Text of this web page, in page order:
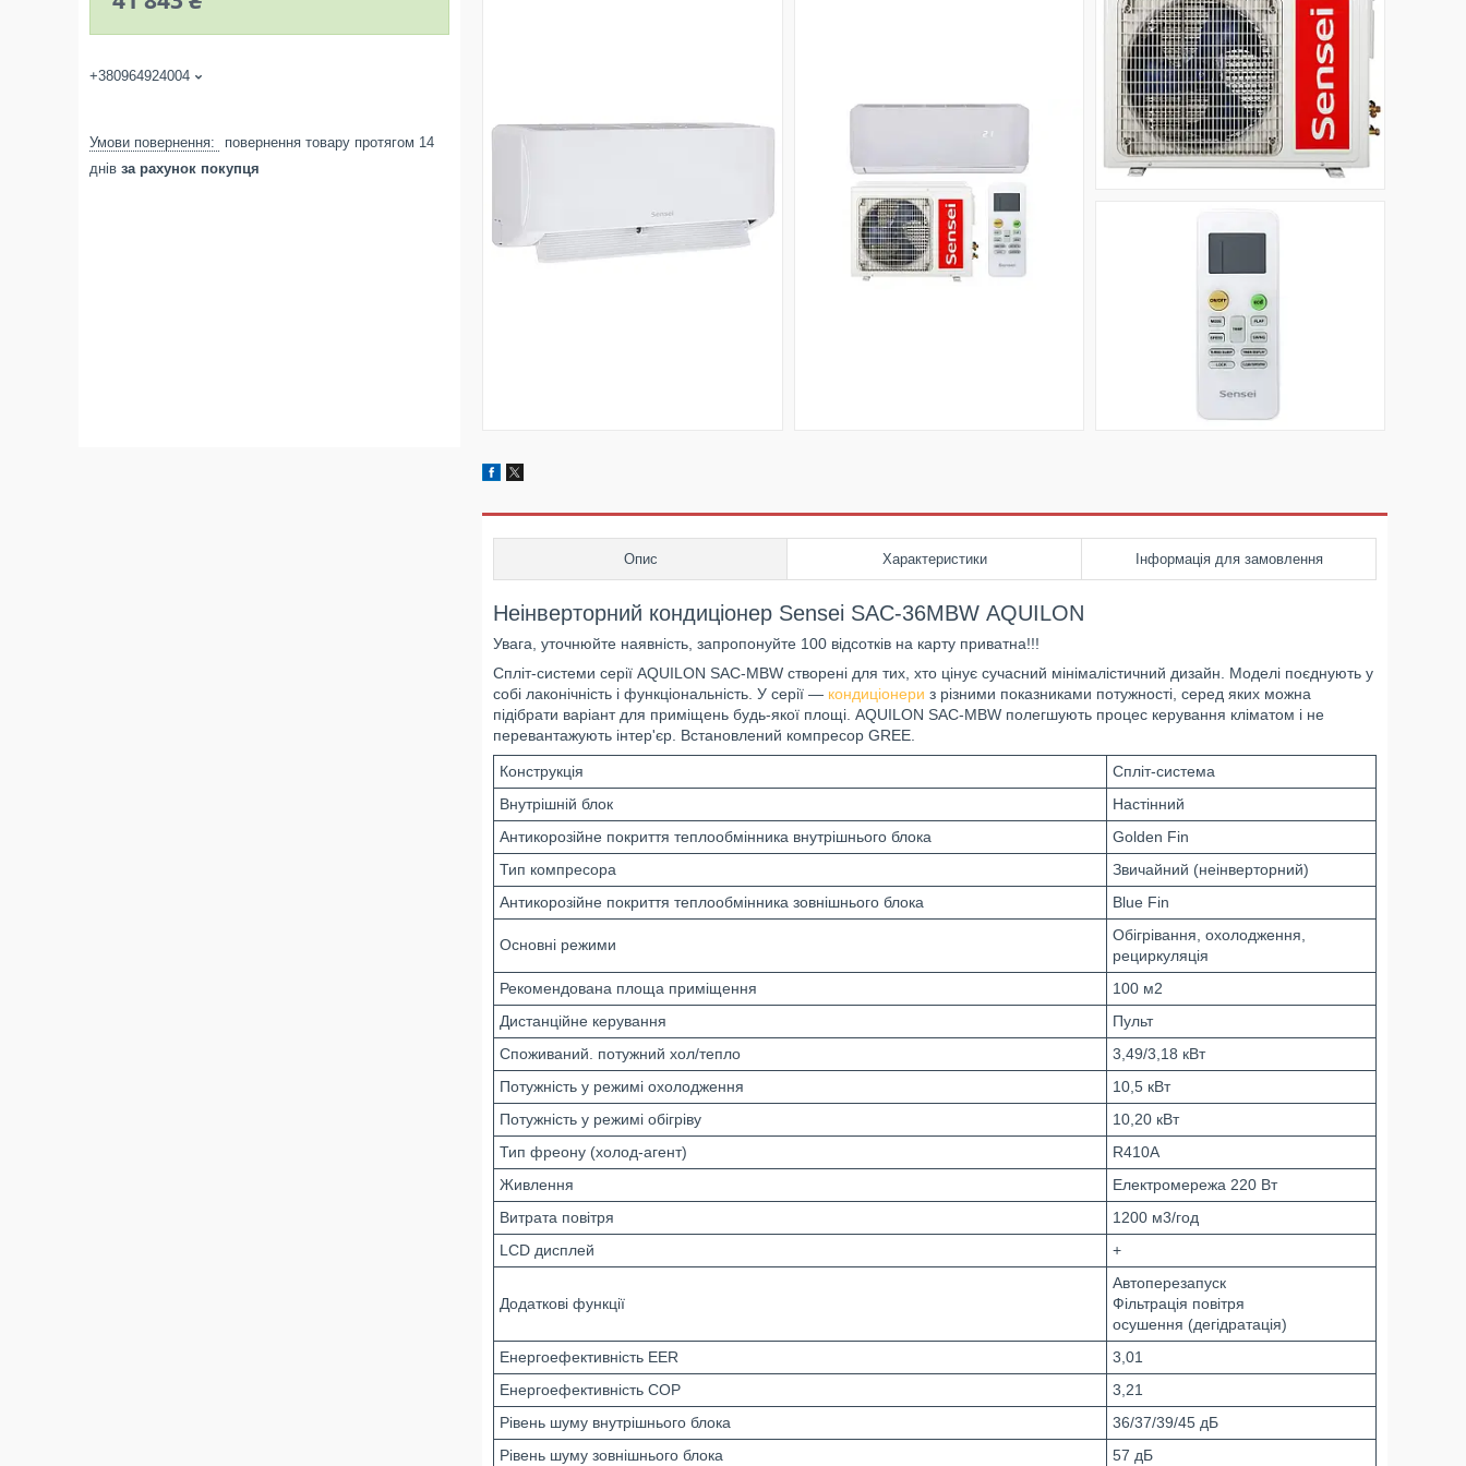
Опис Характеристики Інформація для замовлення
Неінверторний кондиціонер Sensei SAC-36MBW AQUILON
Увага, уточнюйте наявність, запропонуйте 100 відсотків на карту приватна!!!
Спліт-системи серії AQUILON SAC-MBW створені для тих, хто цінує сучасний мінімалістичний дизайн. Моделі поєднують у
собі лаконічність і функціональність. У серії — кондиціонери з різними показниками потужності, серед яких можна
підібрати варіант для приміщень будь-якої площі. AQUILON SAC-MBW полегшують процес керування кліматом і не
перевантажують інтер'єр. Встановлений компресор GREE.
Конструкція
Спліт-система
Внутрішній блок
Настінний
Антикорозійне покриття теплообмінника внутрішнього блока
Golden Fin
Тип компресора
Звичайний (неінверторний)
Антикорозійне покриття теплообмінника зовнішнього блока
Blue Fin
Основні режими
Обігрівання, охолодження,
рециркуляція
Рекомендована площа приміщення
100 м2
Дистанційне керування
Пульт
Споживаний. потужний хол/тепло
3,49/3,18 кВт
Потужність у режимі охолодження
10,5 кВт
Потужність у режимі обігріву
10,20 кВт
Тип фреону (холод-агент)
R410A
Живлення
Електромережа 220 Вт
Витрата повітря
1200 м3/год
LCD дисплей
+
Додаткові функції
Автоперезапуск
Фільтрація повітря
осушення (дегідратація)
Енергоефективність EER
3,01
Енергоефективність COP
3,21
Рівень шуму внутрішнього блока
36/37/39/45 дБ
Рівень шуму зовнішнього блока
57 дБ
+380964924004
повернення товару протягом 14
днів за рахунок покупця